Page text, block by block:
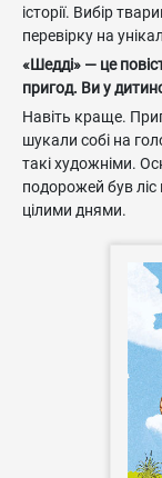
історії. Вибір
перевірку на
«Шедді» — це
пригод. Ви у
Навіть краще.
шукали собі на
такі художніми.
подорожей був
цілими днями.